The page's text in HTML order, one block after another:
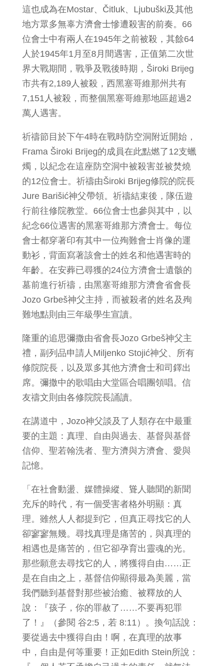
這也成為在Mostar、Čitluk、Ljubuški及其他
地方眾多無辜方濟會士慘遭殺害的前奏。66
位會士中有兩人在1945年之前被殺，其餘64
人於1945年1月至8月間遇害，正值第二次世
界大戰期間，戰爭及戰後時期，Široki Brijeg
市共有2,189人被殺，西黑塞哥維那州共有
7,151人被殺，而整個黑塞哥維那地區超過2
萬人遇害。
祈禱節目於下午4時在戰時防空洞附近開始，
Frama Široki Brijeg的成員在此點燃了12支蠟
燭，以紀念在這座防空洞中被殺害並被焚燒
的12位會士。祈禱由Široki Brijeg修院的院長
Jure Barišić神父帶領。祈禱結束後，隊伍遊
行前往修院教堂。66位會士也參與其中，以
紀念66位遇害的黑塞哥維那方濟會士。每位
會士都穿著印有其中一位殉難會士肖像的運
動衫，背面寫著該會士的姓名和他遇害時的
年齡。在安葬已尋獲的24位方濟會士遺骸的
墓前進行祈禱，由黑塞哥維那方濟會省會長
Jozo Grbeš神父主持，而被殺者的姓名及殉
難地點則由三年級學生宣讀。
隆重的追思彌撒由省會長Jozo Grbeš神父主
禮，副列品申請人Miljenko Stojić神父、所有
修院院長，以及眾多其他方濟會士和司鐸出
席。彌撒中的歌唱由大堂區合唱團領唱。信
友禱文則由各修院院長誦讀。
在講道中，Jozo神父談及了人類存在中最重
要的主題：真理、自由與過去、基督與基督
信仰、聖若翰洗者、聖方濟與方濟會、愛與
記憶。
「在社會動盪、媒體操縱、聳人聽聞的新聞
充斥的時代，有一個受害者格外明顯：真
理。雖然人人都提到它，但真正尋找它的人
卻寥寥無幾。尋找真理是痛苦的，與真理的
相遇也是痛苦的，但它卻孕育出靈魂的光。
那些願意去尋找它的人，將獲得自由……正
是在自由之上，基督信仰顯得最為美麗，當
我們聽到基督對那些被治癒、被釋放的人
說：『孩子，你的罪赦了……不要再犯罪
了！』（參閱 谷2:5，若 8:11）。換句話說：
要從過去中獲得自由！啊，在真理的故事
中，自由是何等重要！正如Edith Stein所說：